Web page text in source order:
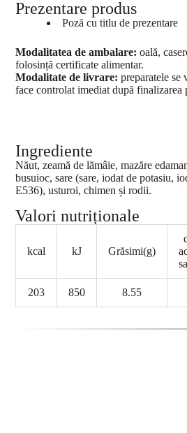
Prezentare produs
Poză cu titlu de prezentare
Modalitatea de ambalare: oală,
folosință certificate alimentar.
Modalitate de livrare: preparatele se
face controlat imediat după finalizarea
Ingrediente
Năut, zeamă de lămâie, mazăre
busuioc, sare (sare, iodat de potasiu,
E536), usturoi, chimen și rodii.
Valori nutriționale
kcal kJ Grăsimi(g)
203 850 8.55